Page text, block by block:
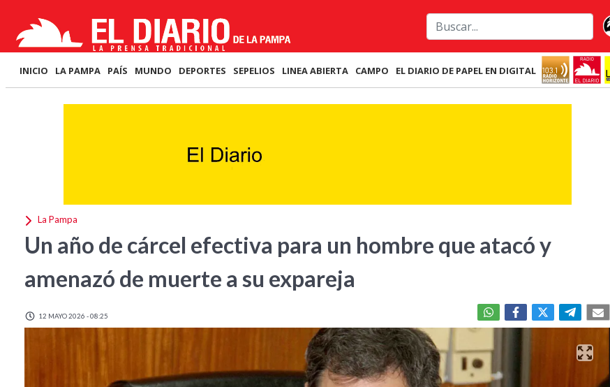
INICIO LA PAMPA PAÍS MUNDO DEPORTES SEPELIOS LINEA ABIERTA CAMPO EL DIARIO DE PAPEL EN DIGITAL
La Pampa
Un año de cárcel efectiva para un hombre que atacó y
amenazó de muerte a su expareja
12 MAYO 2026 - 08:25